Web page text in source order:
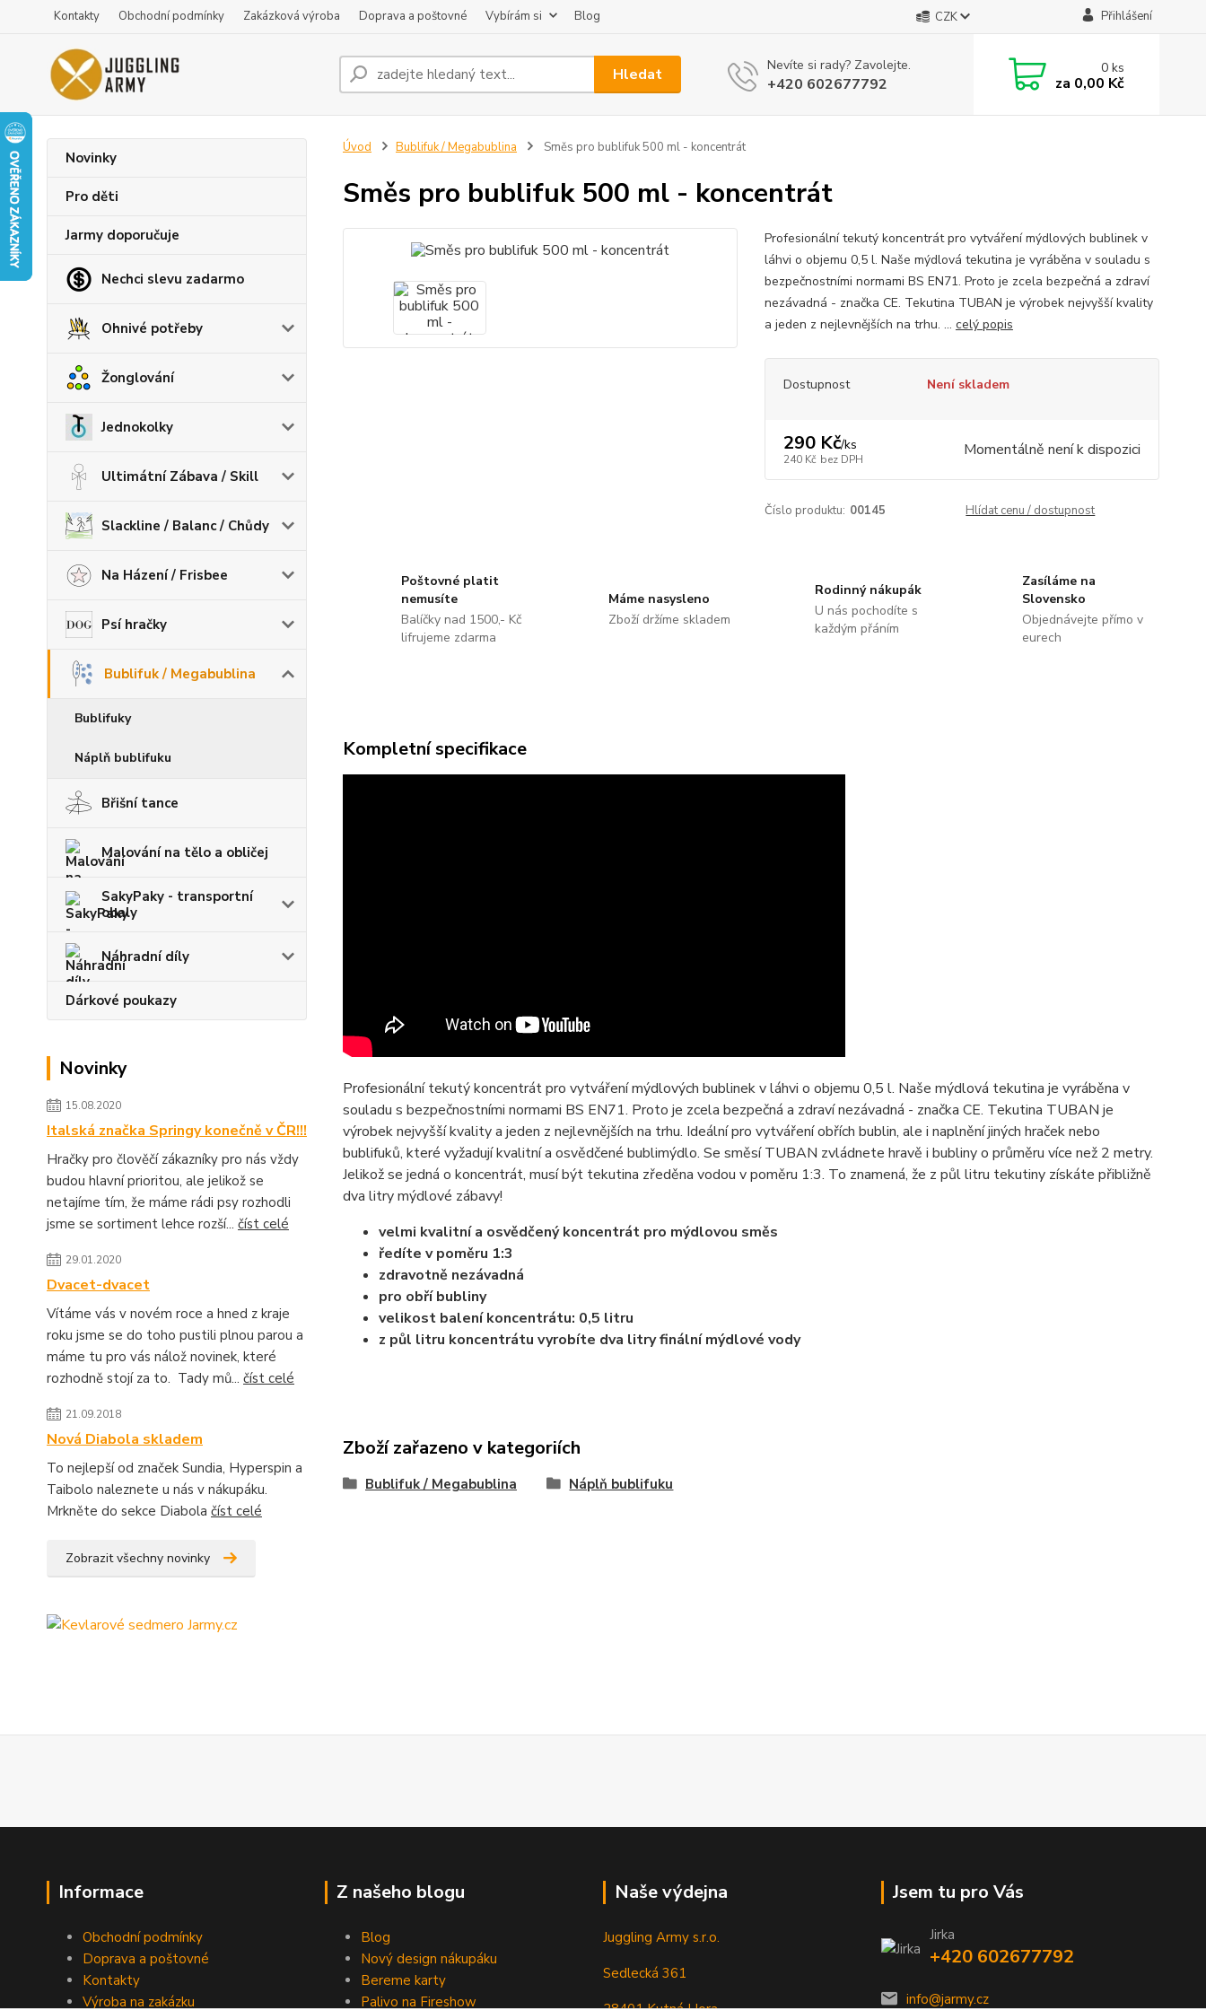
Kontakty Obchodní podmínky Zakázková výroba Doprava a poštovné Vybírám si Blog CZK Přihlášení
Hledat Nevíte si rady? Zavolejte.
+420 602677792
0ks
za 0,00 Kč
Novinky
Pro děti
Jarmy doporučuje
Nechci slevu zadarmo
Ohnivé potřeby
Žonglování
Jednokolky
Ultimátní Zábava / Skill
Slackline / Balanc / Chůdy
Na Házení / Frisbee
Psí hračky
Bublifuk / Megabublina
Bublifuky
Náplň bublifuku
Břišní tance
Malování na tělo a obličej
SakyPaky - transportní
obaly
Náhradní díly
Dárkové poukazy
Novinky
15.08.2020
Italská značka Springy konečně v ČR!!!
Hračky pro člověčí zákazníky pro nás vždy
budou hlavní prioritou, ale jelikož se
netajíme tím, že máme rádi psy rozhodli
jsme se sortiment lehce rozší... číst celé
29.01.2020
Dvacet-dvacet
Vítáme vás v novém roce a hned z kraje
roku jsme se do toho pustili plnou parou a
máme tu pro vás nálož novinek, které
rozhodně stojí za to. Tady mů... číst celé
21.09.2018
Nová Diabola skladem
To nejlepší od značek Sundia, Hyperspin a
Taibolo naleznete u nás v nákupáku.
Mrkněte do sekce Diabola číst celé
Zobrazit všechny novinky
Úvod Bublifuk / Megabublina Směs pro bublifuk 500 ml - koncentrát
Směs pro bublifuk 500 ml - koncentrát
Profesionální tekutý koncentrát pro vytváření mýdlových bublinek v
láhvi o objemu 0,5 l. Naše mýdlová tekutina je vyráběna v souladu s
bezpečnostními normami BS EN71. Proto je zcela bezpečná a zdraví
nezávadná - značka CE. Tekutina TUBAN je výrobek nejvyšší kvality
a jeden z nejlevnějších na trhu. ... celý popis
Dostupnost Není skladem
290 Kč/ks
240 Kč bez DPH Momentálně není k dispozici
Číslo produktu: 00145 Hlídat cenu / dostupnost
Poštovné platit
nemusíte
Balíčky nad 1500,- Kč
lifrujeme zdarma
Máme nasysleno
Zboží držíme skladem
Rodinný nákupák
U nás pochodíte s
každým přáním
Zasíláme na
Slovensko
Objednávejte přímo v
eurech
Kompletní specifikace
Profesionální tekutý koncentrát pro vytváření mýdlových bublinek v láhvi o objemu 0,5 l. Naše mýdlová tekutina je vyráběna v
souladu s bezpečnostními normami BS EN71. Proto je zcela bezpečná a zdraví nezávadná - značka CE. Tekutina TUBAN je
výrobek nejvyšší kvality a jeden z nejlevnějších na trhu. Ideální pro vytváření obřích bublin, ale i naplnění jiných hraček nebo
bublifuků, které vyžadují kvalitní a osvědčené bublimýdlo. Se směsí TUBAN zvládnete hravě i bubliny o průměru více než 2 metry.
Jelikož se jedná o koncentrát, musí být tekutina zředěna vodou v poměru 1:3. To znamená, že z půl litru tekutiny získáte přibližně
dva litry mýdlové zábavy!
velmi kvalitní a osvědčený koncentrát pro mýdlovou směs
ředíte v poměru 1:3
zdravotně nezávadná
pro obří bubliny
velikost balení koncentrátu: 0,5 litru
z půl litru koncentrátu vyrobíte dva litry finální mýdlové vody
Zboží zařazeno v kategoriích
Bublifuk / Megabublina Náplň bublifuku
Informace
Obchodní podmínky
Doprava a poštovné
Kontakty
Výroba na zakázku
Z našeho blogu
Blog
Nový design nákupáku
Bereme karty
Palivo na Fireshow
Naše výdejna
Juggling Army s.r.o.
Sedlecká 361
Jsem tu pro Vás
Jirka
+420 602677792
info@jarmy.cz